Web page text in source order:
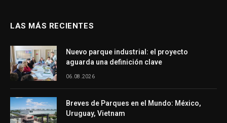
LAS MÁS RECIENTES
Nuevo parque industrial: el proyecto
aguarda una definición clave
06.08.2026
Breves de Parques en el Mundo: México,
Uruguay, Vietnam